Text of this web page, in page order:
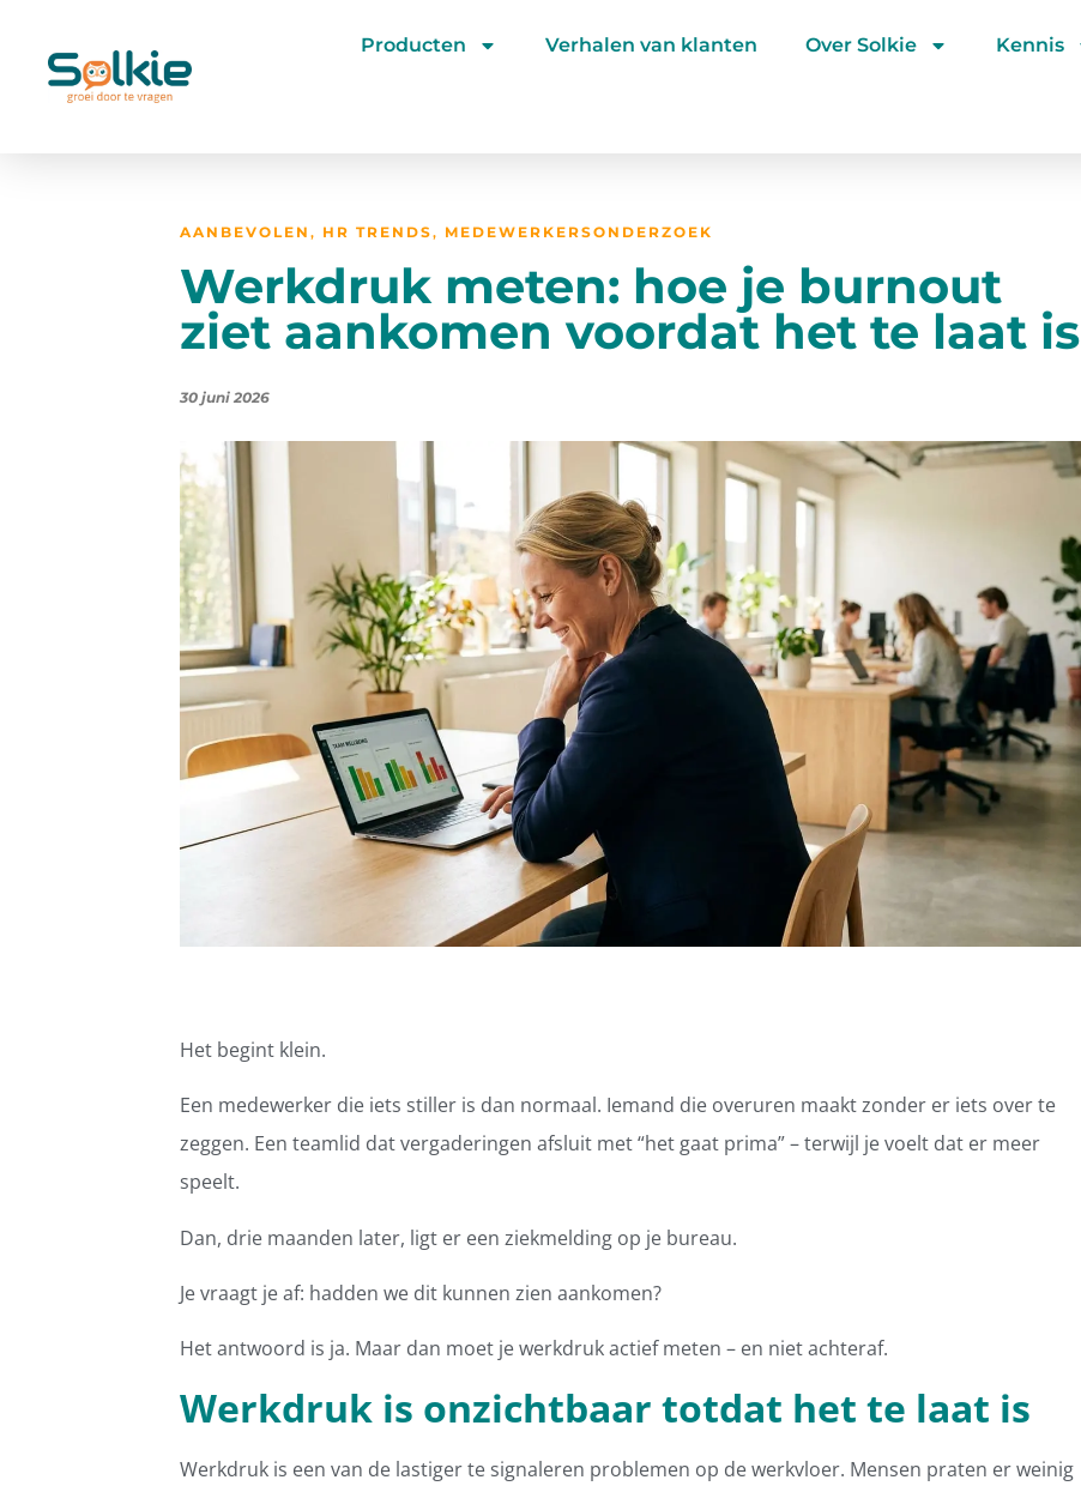
Producten Verhalen van klanten Over Solkie Kennis
AANBEVOLEN , HR TRENDS, MEDEWERKERSONDERZOEK
Werkdruk meten: hoe je burnout
ziet aankomen voordat het te laat is
30 juni 2026
Het begint klein.
Een medewerker die iets stiller is dan normaal. Iemand die overuren maakt zonder er iets over te
zeggen. Een teamlid dat vergaderingen afsluit met “het gaat prima” – terwijl je voelt dat er meer
speelt.
Dan, drie maanden later, ligt er een ziekmelding op je bureau.
Je vraagt je af: hadden we dit kunnen zien aankomen?
Het antwoord is ja. Maar dan moet je werkdruk actief meten – en niet achteraf.
Werkdruk is onzichtbaar totdat het te laat is
Werkdruk is een van de lastiger te signaleren problemen op de werkvloer. Mensen praten er weinig